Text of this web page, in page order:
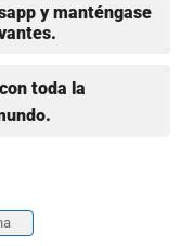
y manténgase
toda la